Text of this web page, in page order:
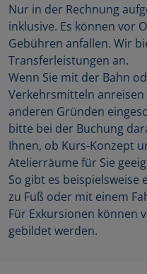
Nur in der Rechnung
inklusive. Es können vor
Gebühren anfallen. Wir
Transferleistungen an.
Wenn Sie mit der Bahn
Verkehrsmitteln
anderen Gründen
bitte bei der Buchung
Ihnen, ob Kurs-Konzept
Atelierräume für Sie
So gibt es
zu Fuß oder mit einem
Für Exkursionen können
gebildet werden.